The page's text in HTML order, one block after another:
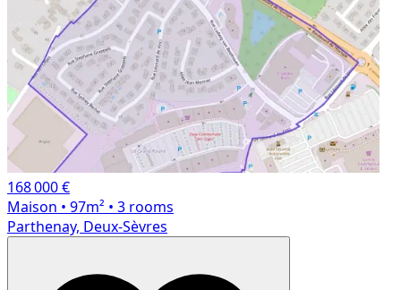
168 000 €
Maison • 97m² • 3 rooms
Parthenay, Deux-Sèvres